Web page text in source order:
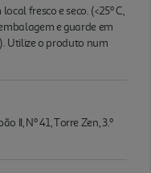
fresco e seco. (<25º C,
e guarde em
Utilize o produto num
II, Nº 41, Torre Zen, 3.º